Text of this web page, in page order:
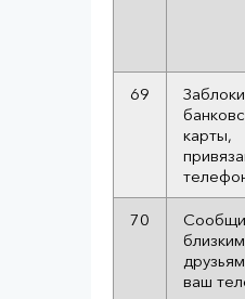
69
карты,
70
ваш